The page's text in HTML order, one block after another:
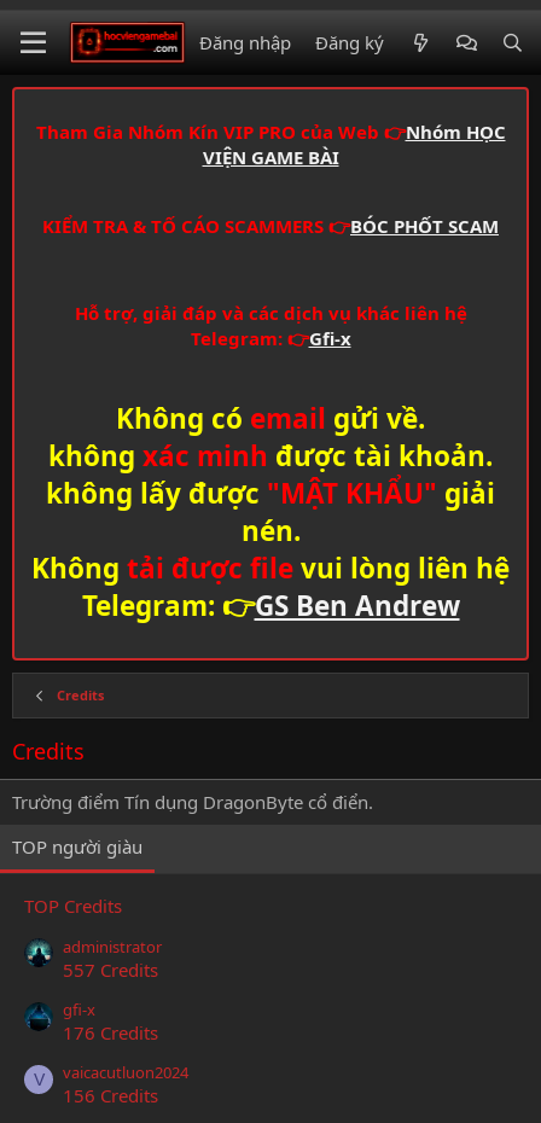
Đăng nhập Đăng ký
Tham Gia Nhóm Kín VIP PRO của Web 👉Nhóm HỌC
VIỆN GAME BÀI
KIỂM TRA & TỐ CÁO SCAMMERS 👉BÓC PHỐT SCAM
Hỗ trợ, giải đáp và các dịch vụ khác liên hệ
Telegram: 👉Gfi-x
Không có email gửi về.
không xác minh được tài khoản.
không lấy được "MẬT KHẨU" giải
nén.
Không tải được filevui lòng liên hệ
Telegram: 👉GS Ben Andrew
Credits
Credits
Trường điểm Tín dụng DragonByte cổ điển.
TOP người giàu
TOP Credits
administrator
557 Credits
gfi-x
176 Credits
V vaicacutluon2024
156 Credits